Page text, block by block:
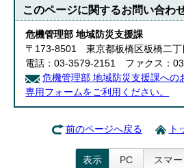
このページに関するお問い合わ
危機管理部 地域防災支援課
〒173-8501 東京都板橋区板橋二丁
電話：03-3579-2151 ファクス：
危機管理部 地域防災支援課への
専用フォームをご利用ください。
前のページへ戻る ト
表示 PC スマ